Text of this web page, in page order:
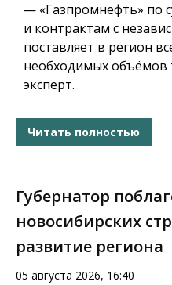
— «Газпромнефть» по
и контрактам с
поставляет в регион
необходимых
эксперт.
Читать полностью
Губернатор
новосибирских
развитие региона
05 августа 2026, 16:40